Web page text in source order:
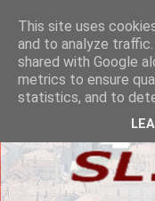
This site uses
and to analyze
shared with Google
metrics to ensure
statistics, and to